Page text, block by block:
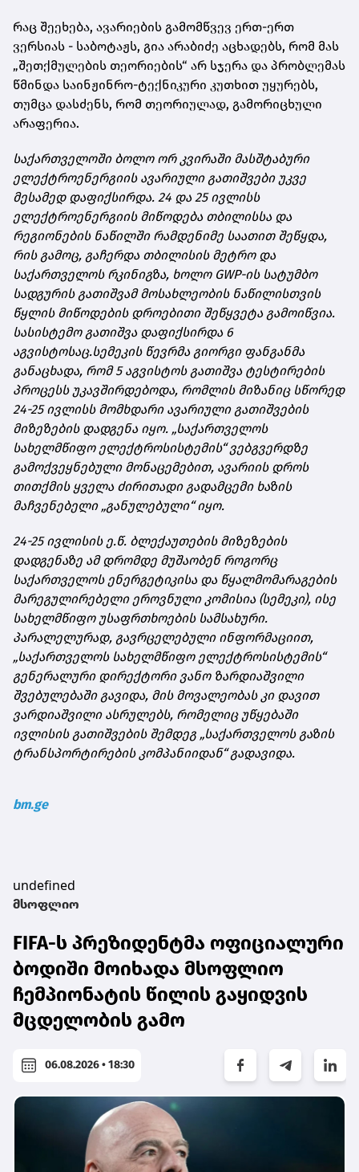
რაც შეეხება, ავარიების გამომწვევ ერთ-ერთ
ვერსიას - საბოტაჟს, გია არაბიძე აცხადებს, რომ მას
„შეთქმულების თეორიების“ არ სჯერა და პრობლემას
წმინდა საინჟინრო-ტექნიკური კუთხით უყურებს,
თუმცა დასძენს, რომ თეორიულად, გამორიცხული
არაფერია.
საქართველოში ბოლო ორ კვირაში მასშტაბური
ელექტროენერგიის ავარიული გათიშვები უკვე
მესამედ დაფიქსირდა. 24 და 25 ივლისს
ელექტროენერგიის მიწოდება თბილისსა და
რეგიონების ნაწილში რამდენიმე საათით შეწყდა,
რის გამოც, გაჩერდა თბილისის მეტრო და
საქართველოს რკინიგზა, ხოლო GWP-ის სატუმბო
სადგურის გათიშვამ მოსახლეობის ნაწილისთვის
წყლის მიწოდების დროებითი შეწყვეტა გამოიწვია.
სასისტემო გათიშვა დაფიქსირდა 6
აგვისტოსაც.სემეკის წევრმა გიორგი ფანგანმა
განაცხადა, რომ 5 აგვისტოს გათიშვა ტესტირების
პროცესს უკავშირდებოდა, რომლის მიზანიც სწორედ
24-25 ივლისს მომხდარი ავარიული გათიშვების
მიზეზების დადგენა იყო. „საქართველოს
სახელმწიფო ელექტროსისტემის“ ვებგვერდზე
გამოქვეყნებული მონაცემებით, ავარიის დროს
თითქმის ყველა ძირითადი გადამცემი ხაზის
მაჩვენებელი „განულებული“ იყო.
24-25 ივლისის ე.წ. ბლექაუთების მიზეზების
დადგენაზე ამ დრომდე მუშაობენ როგორც
საქართველოს ენერგეტიკისა და წყალმომარაგების
მარეგულირებელი ეროვნული კომისია (სემეკი), ისე
სახელმწიფო უსაფრთხოების სამსახური.
პარალელურად, გავრცელებული ინფორმაციით,
„საქართველოს სახელმწიფო ელექტროსისტემის“
გენერალური დირექტორი ვანო ზარდიაშვილი
შვებულებაში გავიდა, მის მოვალეობას კი დავით
ვარდიაშვილი ასრულებს, რომელიც უწყებაში
ივლისის გათიშვების შემდეგ „საქართველოს გაზის
ტრანსპორტირების კომპანიიდან“ გადავიდა.
bm.ge
undefined
მსოფლიო
FIFA-ს პრეზიდენტმა ოფიციალური
ბოდიში მოიხადა მსოფლიო
ჩემპიონატის წილის გაყიდვის
მცდელობის გამო
06.08.2026 • 18:30